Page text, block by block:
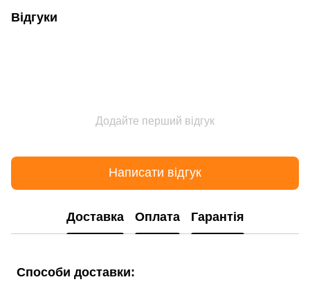
Відгуки
Додайте перший відгук
Написати відгук
Доставка Оплата Гарантія
Способи доставки: